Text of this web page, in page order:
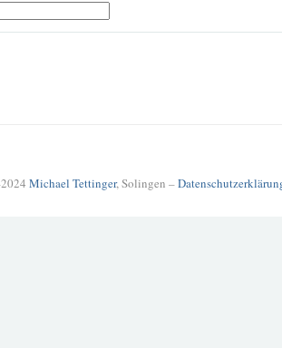
Michael Tettinger, Solingen –